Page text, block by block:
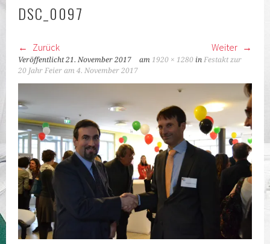
DSC_0097
Zurück Weiter
Veröffentlicht21. November 2017 am 1920 × 1280 inFestakt zur
20 Jahr Feier am 4. November 2017